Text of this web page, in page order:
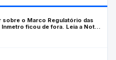
sobre o Marco Regulatório das
ficou de fora. Leia a Nota